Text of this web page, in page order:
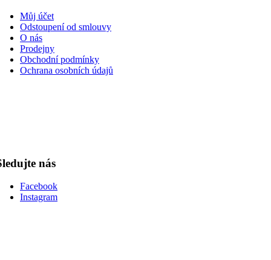
Můj účet
Odstoupení od smlouvy
O nás
Prodejny
Obchodní podmínky
Ochrana osobních údajů
nás
Facebook
Instagram